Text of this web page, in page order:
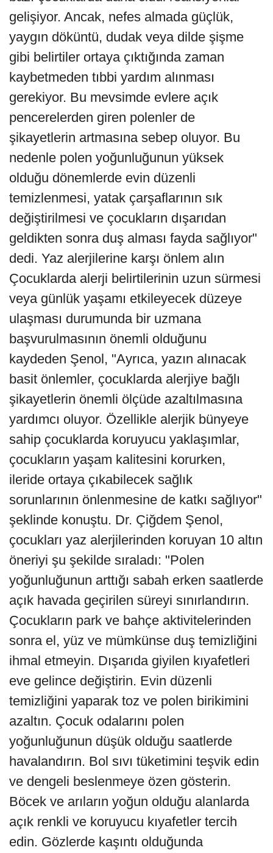
gelişiyor. Ancak, nefes almada güçlük,
yaygın döküntü, dudak veya dilde şişme
gibi belirtiler ortaya çıktığında zaman
kaybetmeden tıbbi yardım alınması
gerekiyor. Bu mevsimde evlere açık
pencerelerden giren polenler de
şikayetlerin artmasına sebep oluyor. Bu
nedenle polen yoğunluğunun yüksek
olduğu dönemlerde evin düzenli
temizlenmesi, yatak çarşaflarının sık
değiştirilmesi ve çocukların dışarıdan
geldikten sonra duş alması fayda sağlıyor"
dedi. Yaz alerjilerine karşı önlem alın
Çocuklarda alerji belirtilerinin uzun sürmesi
veya günlük yaşamı etkileyecek düzeye
ulaşması durumunda bir uzmana
başvurulmasının önemli olduğunu
kaydeden Şenol, "Ayrıca, yazın alınacak
basit önlemler, çocuklarda alerjiye bağlı
şikayetlerin önemli ölçüde azaltılmasına
yardımcı oluyor. Özellikle alerjik bünyeye
sahip çocuklarda koruyucu yaklaşımlar,
çocukların yaşam kalitesini korurken,
ileride ortaya çıkabilecek sağlık
sorunlarının önlenmesine de katkı sağlıyor"
şeklinde konuştu. Dr. Çiğdem Şenol,
çocukları yaz alerjilerinden koruyan 10 altın
öneriyi şu şekilde sıraladı: "Polen
yoğunluğunun arttığı sabah erken saatlerde
açık havada geçirilen süreyi sınırlandırın.
Çocukların park ve bahçe aktivitelerinden
sonra el, yüz ve mümkünse duş temizliğini
ihmal etmeyin. Dışarıda giyilen kıyafetleri
eve gelince değiştirin. Evin düzenli
temizliğini yaparak toz ve polen birikimini
azaltın. Çocuk odalarını polen
yoğunluğunun düşük olduğu saatlerde
havalandırın. Bol sıvı tüketimini teşvik edin
ve dengeli beslenmeye özen gösterin.
Böcek ve arıların yoğun olduğu alanlarda
açık renkli ve koruyucu kıyafetler tercih
edin. Gözlerde kaşıntı olduğunda